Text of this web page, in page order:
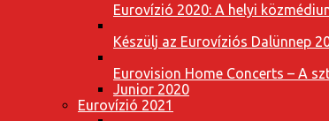
Eurovízió 2020: A helyi
Készülj az Eurovíziós Dalünnep
Eurovision Home Concerts – A
Junior 2020
Eurovízió 2021